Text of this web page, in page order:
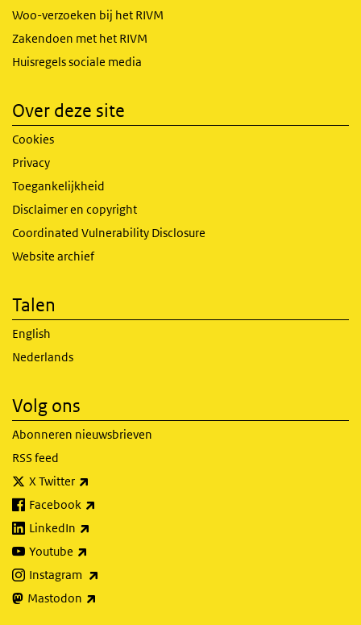
Woo-verzoeken bij het RIVM
Zakendoen met het RIVM
Huisregels sociale media
Over deze site
Cookies
Privacy
Toegankelijkheid
Disclaimer en copyright
Coordinated Vulnerability Disclosure
Website archief
Talen
English
Nederlands
Volg ons
Abonneren nieuwsbrieven
RSS feed
X Twitter
Facebook
LinkedIn
Youtube
Instagram
Mastodon